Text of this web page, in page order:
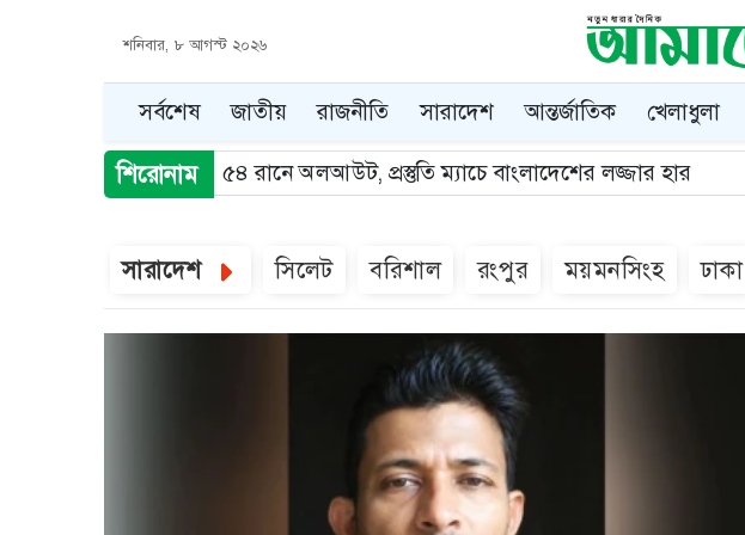
শনিবার, ৮ আগস্ট ২০২৬
সর্বশেষ জাতীয় রাজনীতি সারাদেশ আন্তর্জাতিক খেলাধুলা
শিরোনাম হরমুজ খুলতে ইরান-ওমানের অগ্রগতি
Item
of
সারাদেশ সিলেট বরিশাল রংপুর ময়মনসিংহ ঢাকা